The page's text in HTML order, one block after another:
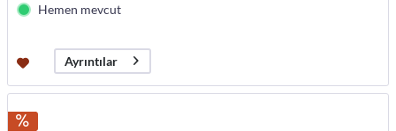
Hemen mevcut
Ayrıntılar